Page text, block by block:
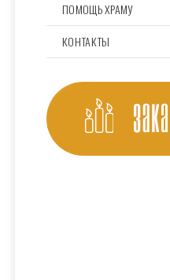
ПОМОЩЬ ХРАМУ
КОНТАКТЫ